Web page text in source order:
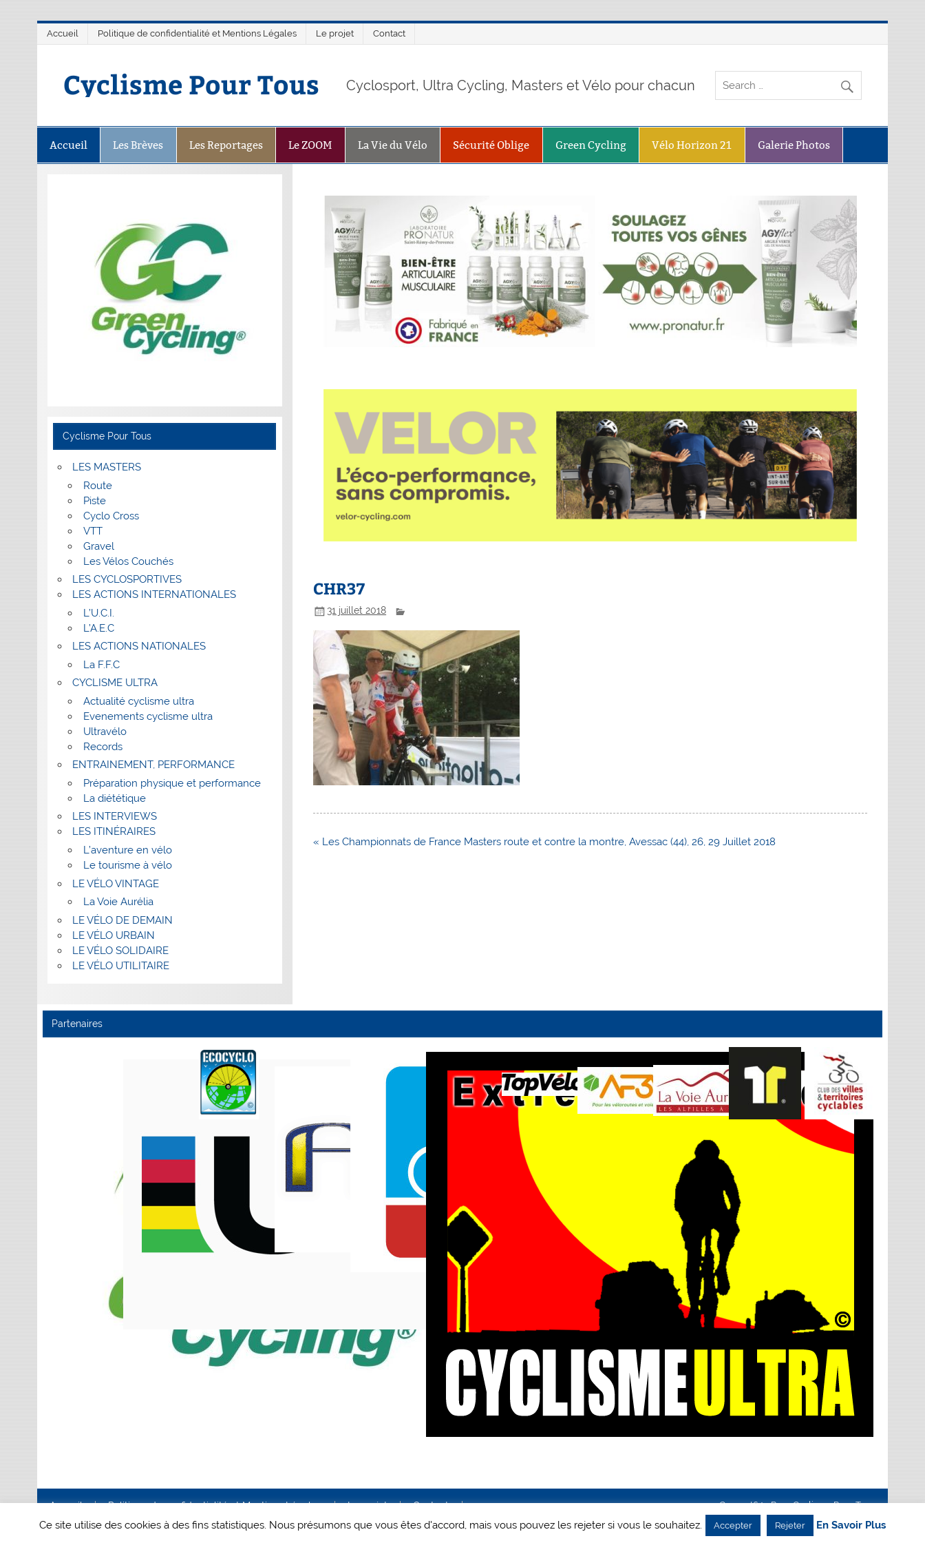
Accueil Politique de confidentialité et Mentions Légales Le projet Contact
Cyclisme Pour Tous Cyclosport, Ultra Cycling, Masters et Vélo pour chacun
Accueil Les Brèves Les Reportages Le ZOOM La Vie du Vélo Sécurité Oblige Green Cycling Vélo Horizon 21 Galerie Photos
CHR37
31 juillet 2018
Navigation
« Les Championnats de France Masters route et contre la montre, Avessac (44), 26, 29 Juillet 2018
Cyclisme Pour Tous
LES MASTERS
Route
Piste
Cyclo Cross
VTT
Gravel
Les Vélos Couchés
LES CYCLOSPORTIVES
LES ACTIONS INTERNATIONALES
L’U.C.I.
L’A.E.C
LES ACTIONS NATIONALES
La F.F.C
CYCLISME ULTRA
Actualité cyclisme ultra
Evenements cyclisme ultra
Ultravélo
Records
ENTRAINEMENT, PERFORMANCE
Préparation physique et performance
La diététique
LES INTERVIEWS
LES ITINÉRAIRES
L’aventure en vélo
Le tourisme à vélo
LE VÉLO VINTAGE
La Voie Aurélia
LE VÉLO DE DEMAIN
LE VÉLO URBAIN
LE VÉLO SOLIDAIRE
LE VÉLO UTILITAIRE
Partenaires
Accueil Politique de confidentialité et Mentions Légales Le projet Contact Creanet64- Pour Cyclisme Pour Tous
Ce site utilise des cookies à des fins statistiques. Nous présumons que vous êtes d'accord, mais vous pouvez les rejeter si vous le souhaitez. Accepter Rejeter En Savoir Plus